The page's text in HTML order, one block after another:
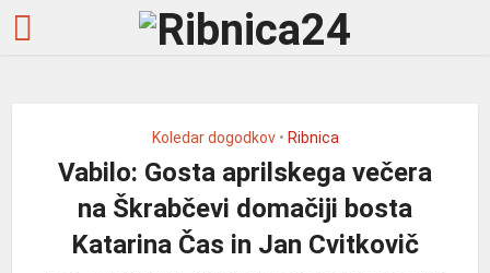
Koledar dogodkov • Ribnica
Vabilo: Gosta aprilskega večera
na Škrabčevi domačiji bosta
Katarina Čas in Jan Cvitkovič